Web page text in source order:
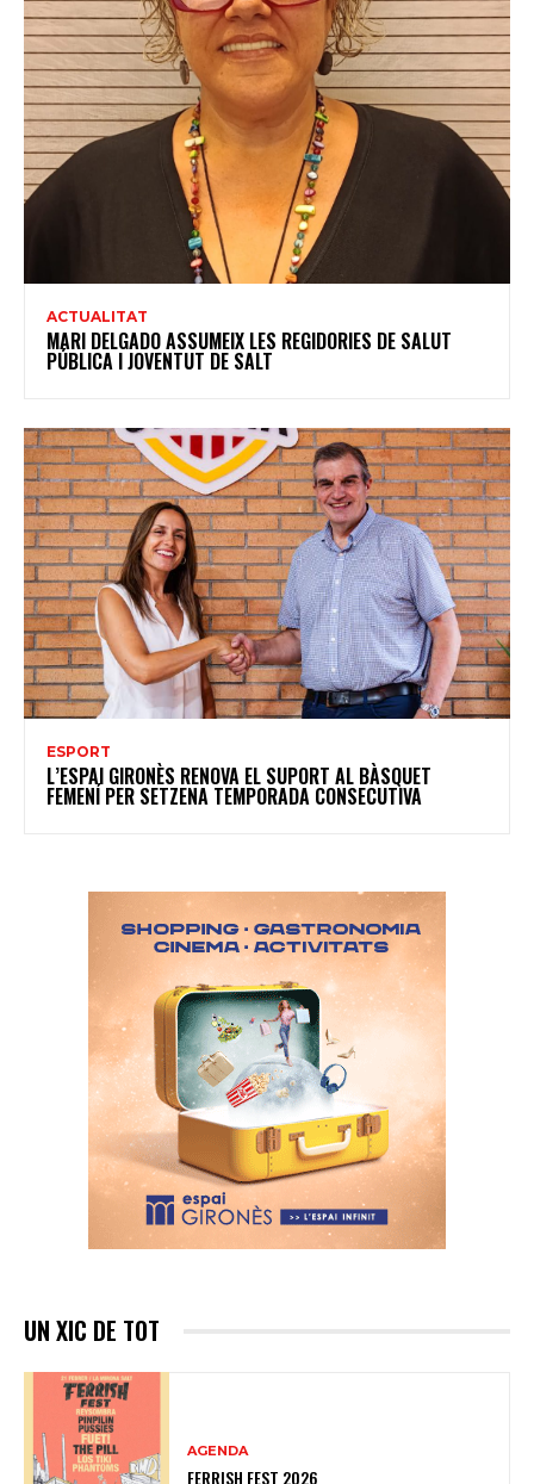
ACTUALITAT
MARI DELGADO ASSUMEIX LES REGIDORIES DE SALUT
PÚBLICA I JOVENTUT DE SALT
ESPORT
L’ESPAI GIRONÈS RENOVA EL SUPORT AL BÀSQUET
FEMENÍ PER SETZENA TEMPORADA CONSECUTIVA
UN XIC DE TOT
AGENDA
FERRISH FEST 2026